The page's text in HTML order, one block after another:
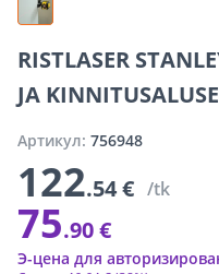
RISTLASER
JA
Артикул: 756948
122.54 € /tk
75.90 €
Э-цена для